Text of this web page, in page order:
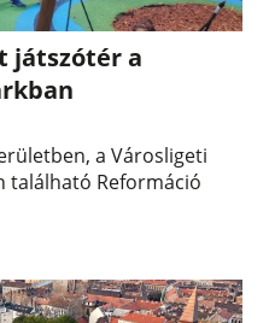
játszótér a
a Városligeti
található Reformáció